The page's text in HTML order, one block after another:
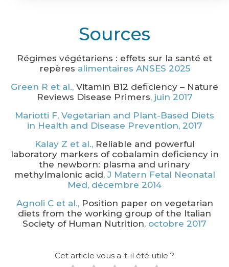
Sources
Régimes végétariens : effets sur la santé et
repères alimentaires ANSES 2025
Green R et al., Vitamin B12 deficiency – Nature
Reviews Disease Primers, juin 2017
Mariotti F, Vegetarian and Plant-Based Diets
in Health and Disease Prevention, 2017
Kalay Z et al., Reliable and powerful
laboratory markers of cobalamin deficiency in
the newborn: plasma and urinary
methylmalonic acid, J Matern Fetal Neonatal
Med, décembre 2014
Agnoli C et al., Position paper on vegetarian
diets from the working group of the Italian
Society of Human Nutrition, octobre 2017
Cet article vous a-t-il été utile ?